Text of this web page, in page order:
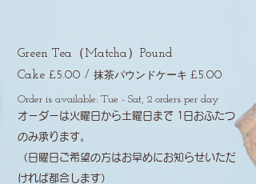
Green Tea（Matcha）Pound
Cake £5.00 / 抹茶パウンドケーキ £5.00
Order is available: Tue - Sat, 2 orders per day
​オーダーは火曜日から土曜日まで 1日おふたつ
のみ承ります。
​（日曜日ご希望の方はお早めにお知らせいただ
ければ都合します）